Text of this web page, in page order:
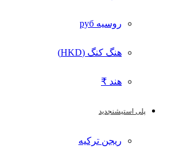
روسیه руб
هنگ کنگ (HKD)
هند ₹
پلی استیشنجدید
ریجن ترکیه